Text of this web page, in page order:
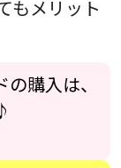
もメリット
購入は、